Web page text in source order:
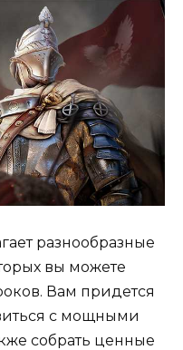
разнообразные
вы можете
Вам придется
с мощными
собрать ценные